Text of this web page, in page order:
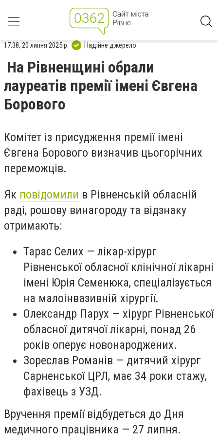
17:38, 20 липня 2025 р. Надійне джерело
На Рівненщині обрали
лауреатів премії імені Євгена
Борового
Комітет із присудження премії імені
Євгена Борового визначив цьогорічних
переможців.
Як повідомили в Рівненській обласній
раді, рошову винагороду та відзнаку
отримають:
Тарас Селих — лікар-хірург
Рівненської обласної клінічної лікарні
імені Юрія Семенюка, спеціалізується
на малоінвазивній хірургії.
Олександр Парух — хірург Рівненської
обласної дитячої лікарні, понад 26
років оперує новонароджених.
Зореслав Романів — дитячий хірург
Сарненської ЦРЛ, має 34 роки стажу,
фахівець з УЗД.
Вручення премії відбудеться до Дня
медичного працівника — 27 липня.